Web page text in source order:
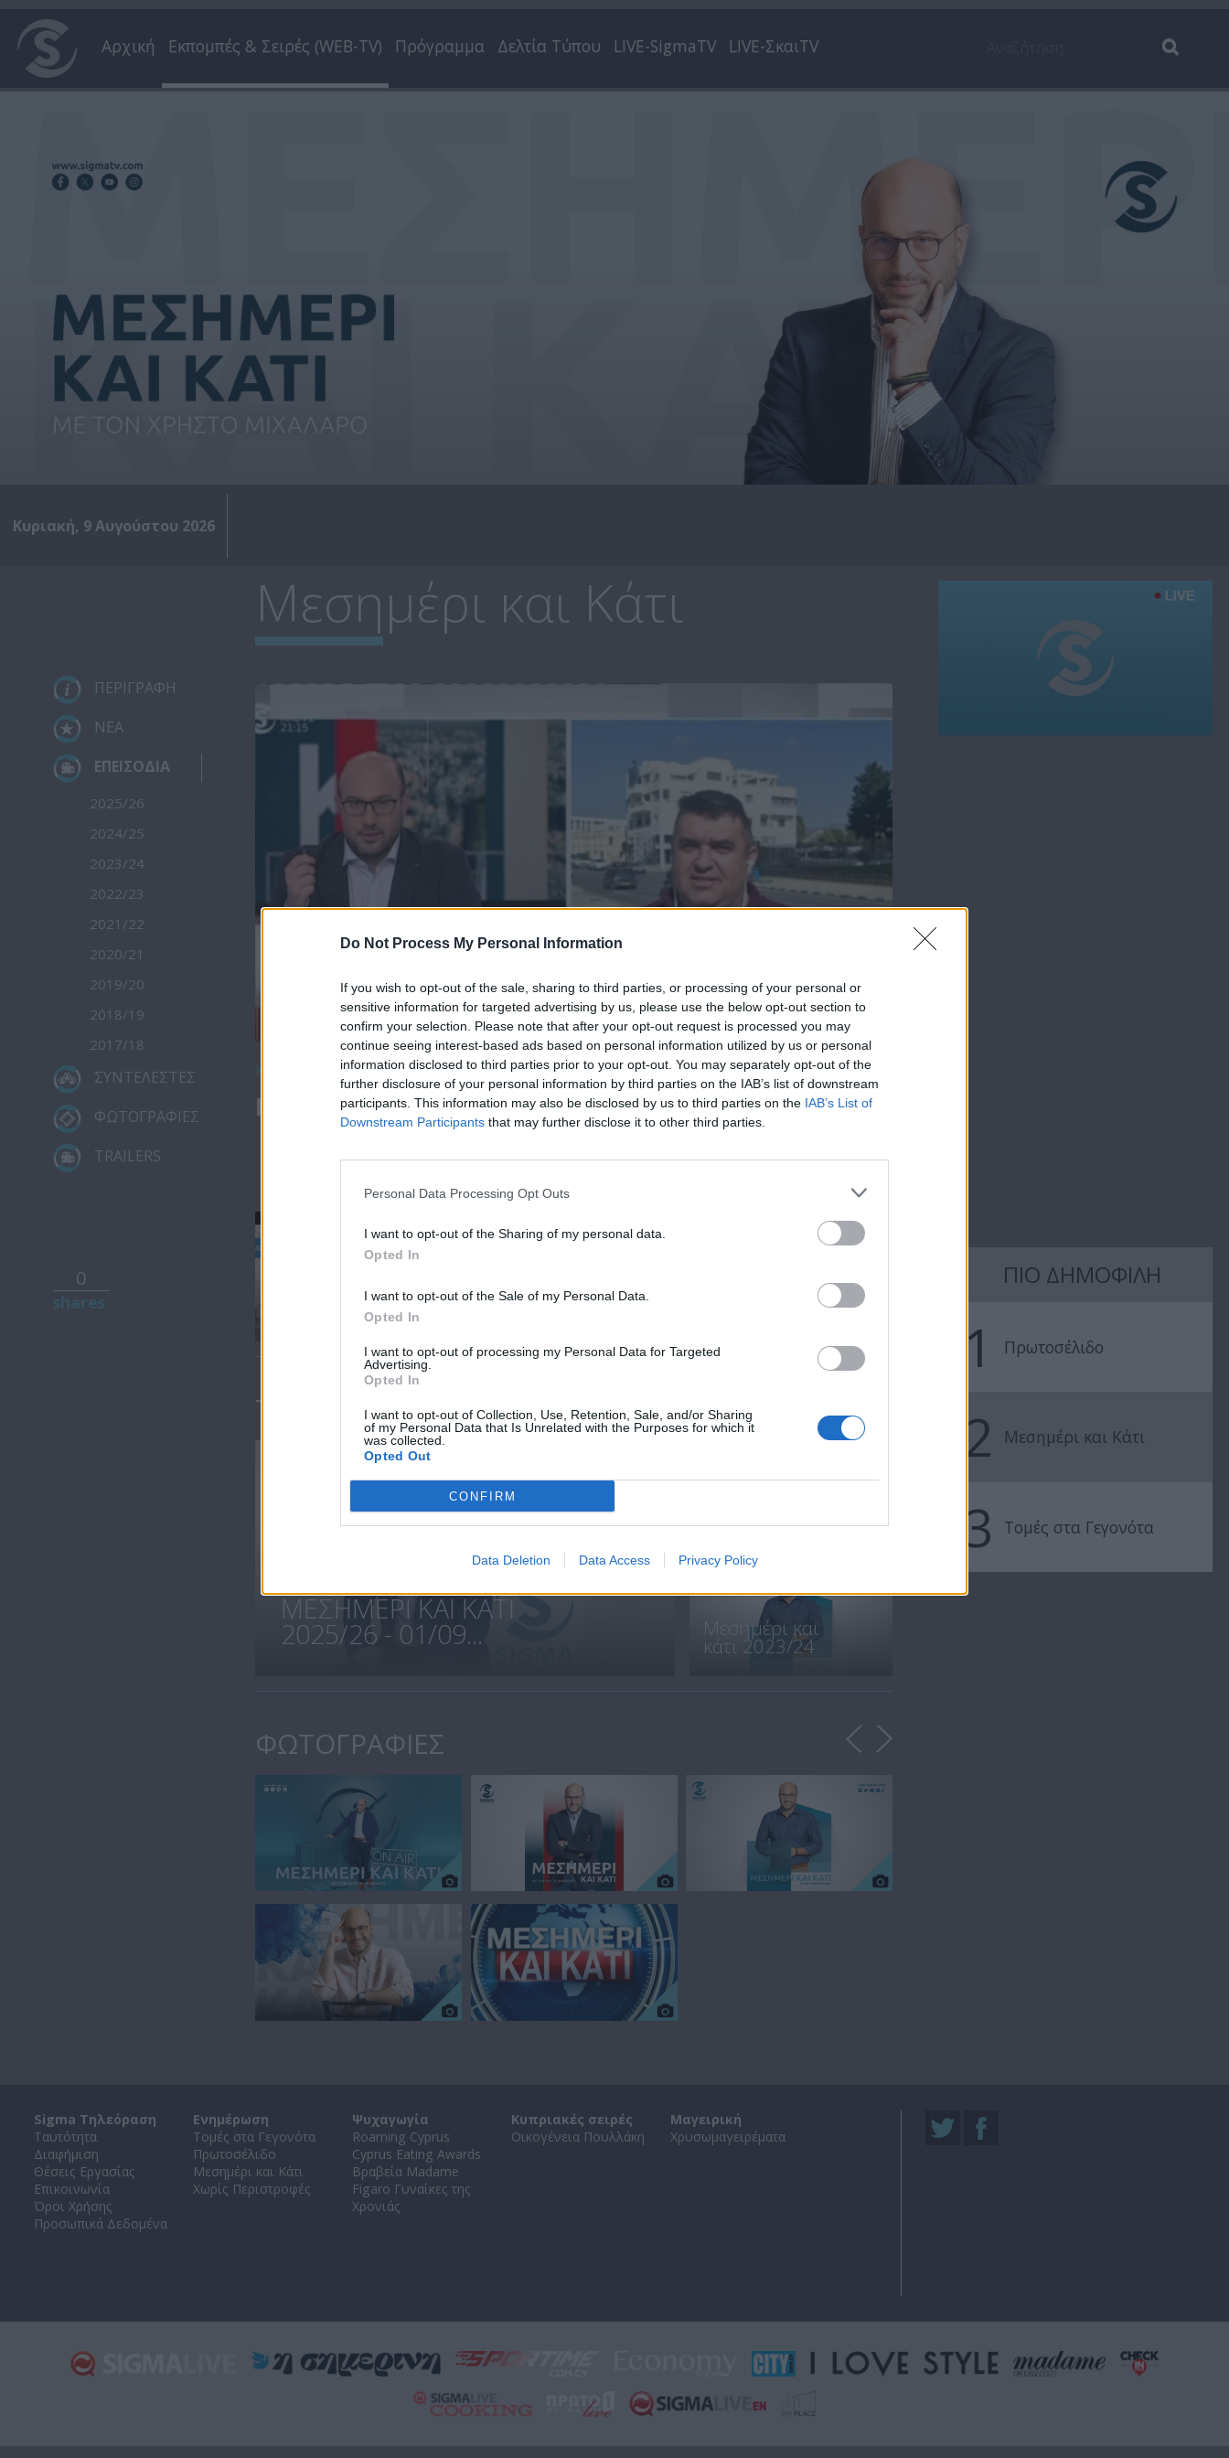
Do Not Process My Personal Information
If you wish to opt-out of the sale, sharing to third parties, or processing of your personal or
sensitive information for targeted advertising by us, please use the below opt-out section to
confirm your selection. Please note that after your opt-out request is processed you may
continue seeing interest-based ads based on personal information utilized by us or personal
information disclosed to third parties prior to your opt-out. You may separately opt-out of the
further disclosure of your personal information by third parties on the IAB’s list of downstream
participants. This information may also be disclosed by us to third parties on the IAB’s List of
Downstream Participants that may further disclose it to other third parties.
Personal Data Processing Opt Outs
I want to opt-out of the Sharing of my personal data.
Opted In
I want to opt-out of the Sale of my Personal Data.
Opted In
I want to opt-out of processing my Personal Data for Targeted
Advertising.
Opted In
I want to opt-out of Collection, Use, Retention, Sale, and/or Sharing
of my Personal Data that Is Unrelated with the Purposes for which it
was collected.
Opted Out
CONFIRM
Data Deletion Data Access Privacy Policy
Αρχική Εκπομπές & Σειρές (WEB-TV) Πρόγραμμα Δελτία Τύπου LIVE-SigmaTV LIVE-ΣκαιTV
Κυριακή, 9 Αυγούστου 2026
Μεσημέρι και Κάτι
ΠΕΡΙΓΡΑΦΗ
ΝΕΑ
ΕΠΕΙΣΟΔΙΑ
2025/26
2024/25
2023/24
2022/23
2021/22
2020/21
2019/20
2018/19
2017/18
ΣΥΝΤΕΛΕΣΤΕΣ
ΦΩΤΟΓΡΑΦΙΕΣ
TRAILERS
0
Κατέβασε το
Μεσημέρι 26.01.23
Μεσημέρι
ΤΕΛΕΥΤΑΙΑ ΝΕΑ
ΜΕΣΗΜΕΡΙ ΚΑΙ ΚΑΤΙ
2025/26 - 01/09...
Πρεμιέρα
και...
Μεσημέρι και
κάτι 2023/24
ΦΩΤΟΓΡΑΦΙΕΣ
ΠΙΟ ΔΗΜΟΦΙΛΗ
1 Πρωτοσέλιδο
2 Μεσημέρι και Κάτι
3 Τομές στα Γεγονότα
Sigma Τηλεόραση
Ταυτότητα
Διαφήμιση
Θέσεις Εργασίας
Επικοινωνία
Όροι Χρήσης
Προσωπικά Δεδομένα
Ενημέρωση
Τομές στα Γεγονότα
Πρωτοσέλιδο
Μεσημέρι και Κάτι
Χωρίς Περιστροφές
Ψυχαγωγία
Roaming Cyprus
Cyprus Eating Awards
Βραβεία Madame
Figaro Γυναίκες της
Χρονιάς
Κυπριακές σειρές
Οικογένεια Πουλλάκη
Μαγειρική
Χρυσωμαγειρέματα